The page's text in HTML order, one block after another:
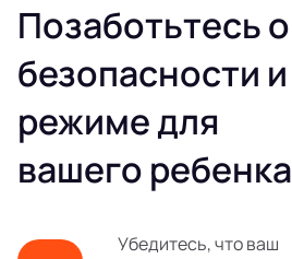
Позаботьтесь о
безопасности и
режиме для
вашего ребенка
Убедитесь, что ваш